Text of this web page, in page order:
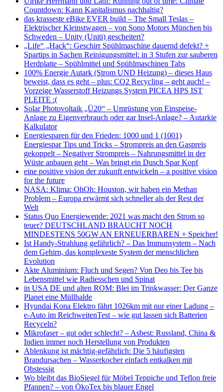
Countdown: Kann Kapitalismus nachhaltig?
das krasseste eBike EVER build – The Small Teslas –
Elektrischer Kleinstwagen – von Sono Motors München bis
Schweden – Unity (Uniti) gescheitert?
„Life“ „Hack“: Geschirr Spühlmaschine dauernd defekt? +
Spartips in Sachen Reinigungsmittel: in 3 Stufen zur sauberen
Herdplatte – Spühlmittel und Spühlmaschinen Tabs
100% Energie Autark (Strom UND Heizung) – dieses Haus
beweist, dass es geht – plus: CO2 Recycling – geht auch! –
Vorzeige Wasserstoff Heizungs System PICEA HPS IST
PLEITE :(
Solar Photovoltaik „Ü20“ – Umrüstung von Einspeise-
Anlage zu Eigenverbrauch oder gar Insel-Anlage? – Autarkie
Kalkulator
Energiesparen für den Frieden: 1000 und 1 (1001)
Energiespar Tips und Tricks – Strompreis an den Gaspreis
gekoppelt – Negativer Strompreis – Nahrungsmittel in der
Wüste anbauen geht – Was bringt ein Dusch Spar Kopf
eine positive vision der zukunft entwickeln – a positive vision
for the future
NASA: Klima: OhOh: Houston, wir haben ein Methan
Problem – Europa erwärmt sich schneller als der Rest der
Welt
Status Quo Energiewende: 2021 was macht den Strom so
teuer? DEUTSCHLAND BRAUCHT NOCH
MINDESTENS 50GW AN ERNEUERBAREN + Speicher!
Ist Handy-Strahlung gefährlich? – Das Immunsystem – Nach
dem Gehirn, das komplexeste System der menschlichen
Evolution
Akte Aluminium: Fluch und Segen? Von Deo bis Tee bis
Lebensmittel wie Radiesschen und Spinat
in USA DE und alten ROM: Blei im Trinkwasser: Der Ganze
Planet eine Müllhalde
Hyundai Kona Elektro fährt 1026km mit nur einer Ladung –
e-Auto im ReichweitenTest – wie gut lassen sich Batterien
Recyceln?
Mikrofaser – gut oder schlecht? – Asbest: Russland, China &
Indien immer noch Herstellung von Produkten
Ablenkung ist mächtig-gefährlich: Die 5 häufigsten
Brandursachen – Wasserkocher einfach entkalken mit
Obstessig
Wo bleibt das BioSiegel für Möbel Teppiche und Teflon freie
Pfannen? – von ÖkoTex bis blauer Engel